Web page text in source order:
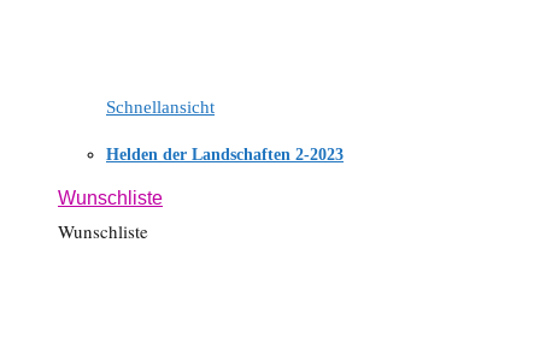
Schnellansicht
Helden der Landschaften 2-2023
Wunschliste
Wunschliste